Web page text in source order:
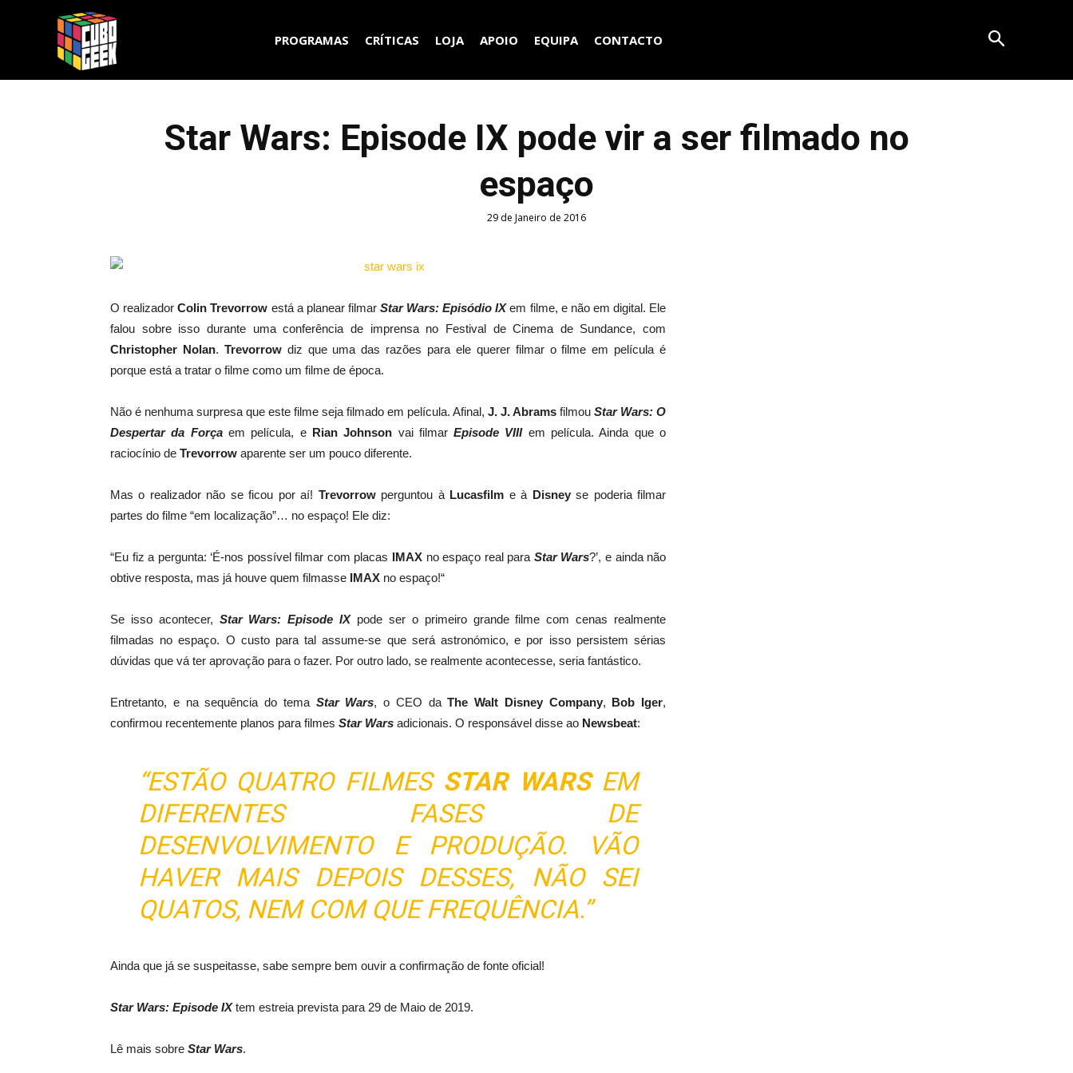
PROGRAMAS CRÍTICAS LOJA APOIO EQUIPA CONTACTO
Star Wars: Episode IX pode vir a ser filmado no
espaço
29 de Janeiro de 2016
O realizador Colin Trevorrow está a planear filmar Star Wars: Episódio IXem filme, e nãoemdigital. Ele
falou sobre isso durante uma conferência de imprensa no Festival de Cinema de Sundance, com
Christopher Nolan. Trevorrow diz que uma das razões para ele querer filmar o filme em película é
porque está a tratar o filme como um filme de época.
Não é nenhuma surpresa que este filme seja filmado em película. Afinal, J. J.Abrams filmou Star Wars: O
Despertar da Forçaem película, e Rian Johnson vai filmar Episode VIII em película. Ainda que o
raciocínio de Trevorrow aparente ser um pouco diferente.
Mas o realizador não se ficou por aí! Trevorrow perguntou à Lucasfilm e à Disney se poderia filmar
partes do filme “em localização”… no espaço! Ele diz:
“Eu fiz a pergunta: ‘É-nos possível filmar com placas IMAX no espaço real para Star Wars?’, e ainda não
obtive resposta, mas já houve quem filmasse IMAX no espaço!“
Se isso acontecer, Star Wars: Episode IX pode ser o primeiro grande filme com cenas realmente
filmadas no espaço. O custo para tal assume-se que seráastronómico, e por isso persistem sérias
dúvidas que vá ter aprovação para o fazer. Por outro lado, se realmente acontecesse, seria fantástico.
Entretanto, e na sequência do tema Star Wars, o CEO daThe Walt Disney Company, Bob Iger,
confirmou recentemente planos para filmes Star Wars adicionais. O responsável disse ao Newsbeat:
“ESTÃO QUATRO FILMES STAR WARSEM
DIFERENTES FASES DE
DESENVOLVIMENTO E PRODUÇÃO. VÃO
HAVER MAIS DEPOIS DESSES, NÃO SEI
QUATOS, NEM COM QUE FREQUÊNCIA.”
Ainda que já se suspeitasse, sabe sempre bem ouvir a confirmação de fonte oficial!
Star Wars: Episode IXtem estreia prevista para 29 de Maio de 2019.
Lê mais sobre Star Wars.